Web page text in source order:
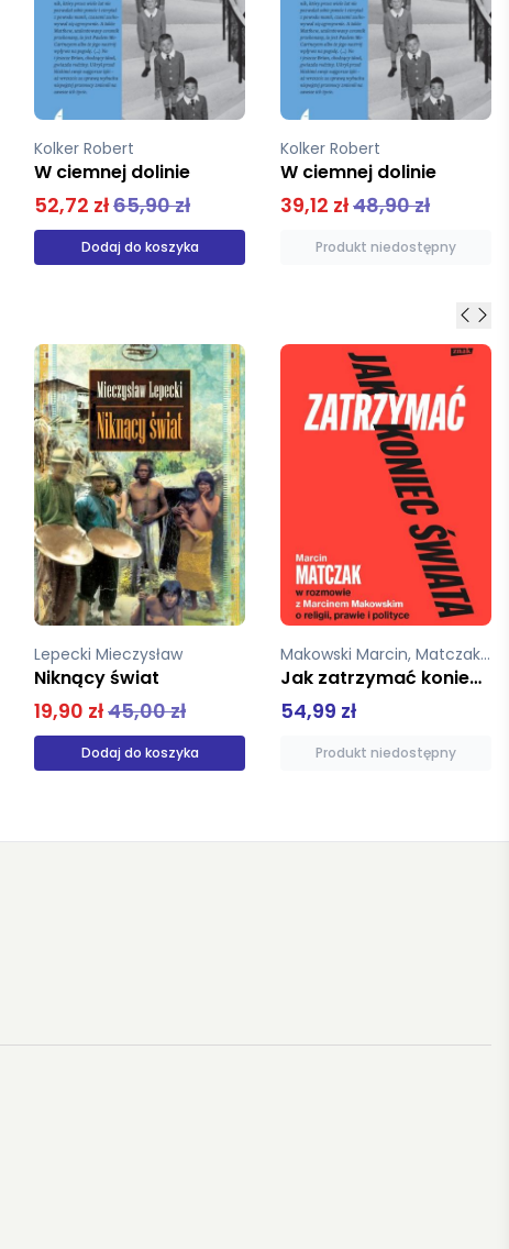
Kolker Robert
W ciemnej dolinie
39,12 zł48,90 zł
Produkt niedostępny
Kolker Robert
Hidden Valley Road
49,00 zł
Produkt niedostępny
54,99 zł
Produkt niedostępny
Sułek Emilia
Baranie oko
64,90 zł
Dodaj do koszyka